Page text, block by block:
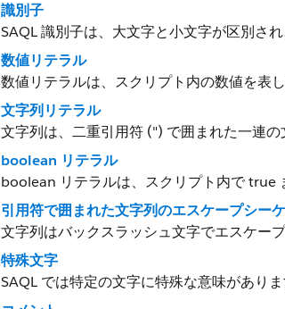
識別子
SAQL 識別子は、大文字と小文字が区別さ
数値リテラル
数値リテラルは、スクリプト内の数値を表し
文字列リテラル
文字列は、二重引用符 (") で囲まれた一連の
boolean リテラル
boolean リテラルは、スクリプト内で true
引用符で囲まれた文字列のエスケープシー
文字列はバックスラッシュ文字でエスケープ
特殊文字
SAQL では特定の文字に特殊な意味がありま